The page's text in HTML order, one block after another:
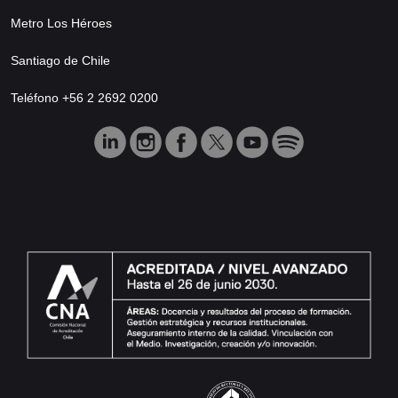
Metro Los Héroes
Santiago de Chile
Teléfono +56 2 2692 0200